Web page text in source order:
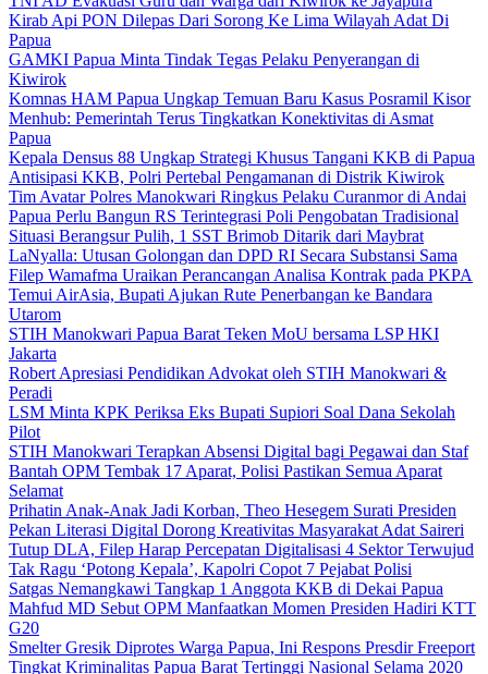
Kirab Api PON Dilepas Dari Sorong Ke Lima Wilayah Adat Di
Papua
GAMKI Papua Minta Tindak Tegas Pelaku Penyerangan di
Kiwirok
Komnas HAM Papua Ungkap Temuan Baru Kasus Posramil Kisor
Menhub: Pemerintah Terus Tingkatkan Konektivitas di Asmat
Papua
Kepala Densus 88 Ungkap Strategi Khusus Tangani KKB di Papua
Antisipasi KKB, Polri Pertebal Pengamanan di Distrik Kiwirok
Tim Avatar Polres Manokwari Ringkus Pelaku Curanmor di Andai
Papua Perlu Bangun RS Terintegrasi Poli Pengobatan Tradisional
Situasi Berangsur Pulih, 1 SST Brimob Ditarik dari Maybrat
LaNyalla: Utusan Golongan dan DPD RI Secara Substansi Sama
Filep Wamafma Uraikan Perancangan Analisa Kontrak pada PKPA
Temui AirAsia, Bupati Ajukan Rute Penerbangan ke Bandara
Utarom
STIH Manokwari Papua Barat Teken MoU bersama LSP HKI
Jakarta
Robert Apresiasi Pendidikan Advokat oleh STIH Manokwari &
Peradi
LSM Minta KPK Periksa Eks Bupati Supiori Soal Dana Sekolah
Pilot
STIH Manokwari Terapkan Absensi Digital bagi Pegawai dan Staf
Bantah OPM Tembak 17 Aparat, Polisi Pastikan Semua Aparat
Selamat
Prihatin Anak-Anak Jadi Korban, Theo Hesegem Surati Presiden
Pekan Literasi Digital Dorong Kreativitas Masyarakat Adat Saireri
Tutup DLA, Filep Harap Percepatan Digitalisasi 4 Sektor Terwujud
Tak Ragu ‘Potong Kepala’, Kapolri Copot 7 Pejabat Polisi
Satgas Nemangkawi Tangkap 1 Anggota KKB di Dekai Papua
Mahfud MD Sebut OPM Manfaatkan Momen Presiden Hadiri KTT
G20
Smelter Gresik Diprotes Warga Papua, Ini Respons Presdir Freeport
Tingkat Kriminalitas Papua Barat Tertinggi Nasional Selama 2020